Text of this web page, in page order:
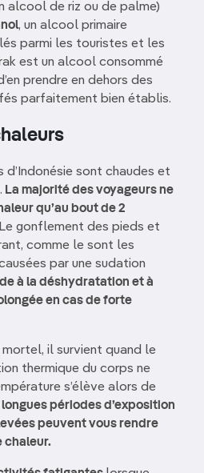
alcool de riz ou de palme)
, un alcool primaire
parmi les touristes et les
est un alcool consommé
prendre en dehors des
parfaitement bien établis.
d’Indonésie sont chaudes et
La majorité des voyageurs ne
qu’au bout de 2
gonflement des pieds et
comme le sont les
par une sudation
à la déshydratation et à
en cas de forte
il survient quand le
thermique du corps ne
s’élève alors de
longues périodes d’exposition
peuvent vous rendre
chaleur.